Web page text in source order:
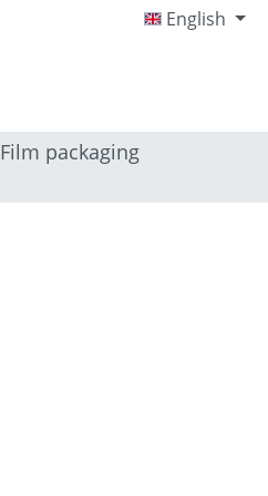
English
Film packaging